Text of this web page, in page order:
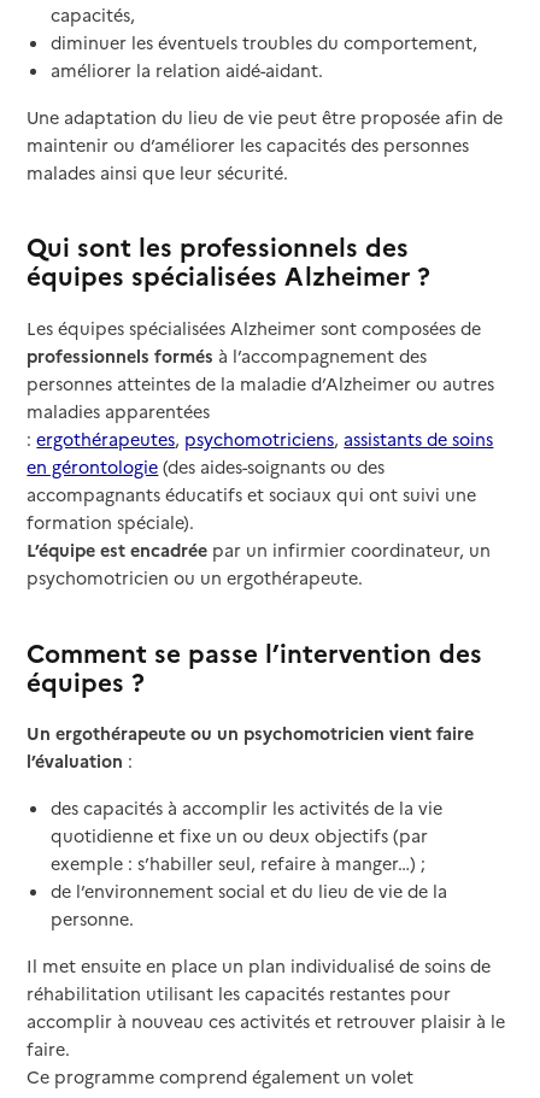
capacités,
diminuer les éventuels troubles du comportement,
améliorer la relation aidé-aidant.
Une adaptation du lieu de vie peut être proposée afin de
maintenir ou d’améliorer les capacités des personnes
malades ainsi que leur sécurité.
Qui sont les professionnels des
équipes spécialisées Alzheimer ?
Les équipes spécialisées Alzheimer sont composées de
professionnels formés à l’accompagnement des
personnes atteintes de la maladie d’Alzheimer ou autres
maladies apparentées
:ergothérapeutes, psychomotriciens, assistants de soins
en gérontologie (des aides-soignants ou des
accompagnants éducatifs et sociaux qui ont suivi une
formation spéciale).
L’équipe est encadrée par un infirmier coordinateur, un
psychomotricien ou un ergothérapeute.
Comment se passe l’intervention des
équipes ?
Un ergothérapeute ou un psychomotricien vient faire
l’évaluation :
des capacités à accomplir les activités de la vie
quotidienne et fixe un ou deux objectifs (par
exemple : s’habiller seul, refaire à manger…) ;
de l’environnement social et du lieu de vie de la
personne.
Il met ensuite en place un plan individualisé de soins de
réhabilitation utilisant les capacités restantes pour
accomplir à nouveau ces activités et retrouver plaisir à le
faire.
Ce programme comprend également un volet